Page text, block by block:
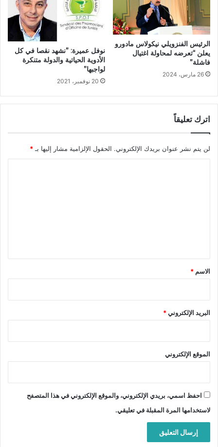
الرئيس الفنزويلي نيكولاس مادورو
يعلن “تعرضه لمحاولة اغتيال
فاشلة”
26 مارس، 2024
نوفل عميرة: ”نشهد نقصا في كل
الأدوية الحياتية والدولة متنكرة
لواجبها”
20 نوفمبر، 2021
اترك تعليقاً
لن يتم نشر عنوان بريدك الإلكتروني. الحقول الإلزامية مشار إليها بـ *
*
الاسم *
البريد الإلكتروني*
الموقع الإلكتروني
احفظ اسمي، بريدي الإلكتروني، والموقع الإلكتروني في هذا المتصفح
لاستخدامها المرة المقبلة في تعليقي.